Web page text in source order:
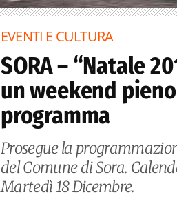
EVENTI E CULTURA
SORA – “Natale
un weekend
programma
Prosegue la
del Comune di Sora.
Martedì 18 Dicembre.